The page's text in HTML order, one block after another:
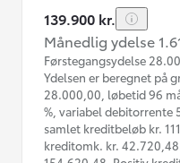
139.900 kr.
Månedlig ydelse
Førstegangsydelse
Ydelsen er beregnet på
28.000,00, løbetid 96
%, variabel debitorrente
samlet kreditbeløb kr.
kreditomk. kr.